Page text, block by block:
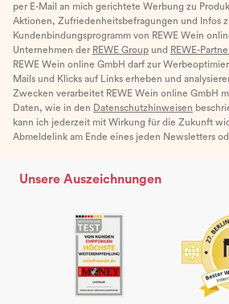
per E-Mail an mich gerichtete Werbung zu
Aktionen, Zufriedenheitsbefragungen und Infos
Kundenbindungsprogramm von REWE Wein
Unternehmen der REWE Group und REWE-
REWE Wein online GmbH darf zur
Mails und Klicks auf Links erheben und
Zwecken verarbeitet REWE Wein online GmbH
Daten, wie in den Datenschutzhinweisen
kann ich jederzeit mit Wirkung für die Zukunft
Abmeldelink am Ende eines jeden Newsletters
Unsere Auszeichnungen